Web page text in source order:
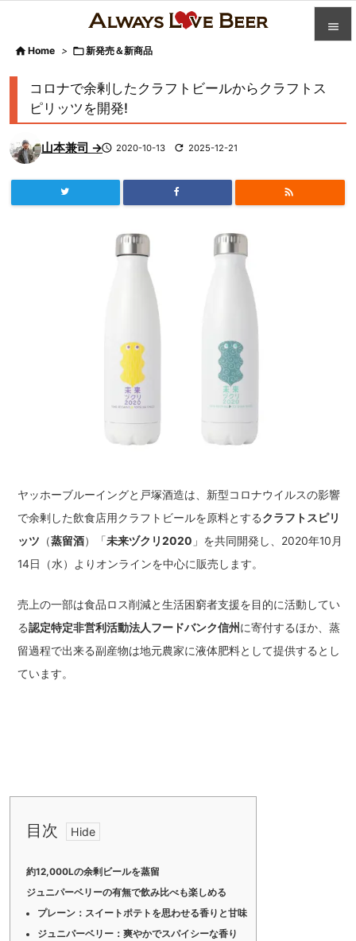



 Home > 新発売＆新商品
コロナで余剰したクラフトビールからクラフトス
ピリッツを開発!
山本兼司 → 2020-10-13  2025-12-21

ヤッホーブルーイングと戸塚酒造は、新型コロナウイルスの影響
で余剰した飲食店用クラフトビールを原料とするクラフトスピリ
ッツ （蒸留酒）「未来ヅクリ2020 」を共同開発し、2020年10月
14日（水）よりオンラインを中心に販売します。
売上の一部は食品ロス削減と生活困窮者支援を目的に活動してい
る認定特定非営利活動法人フードバンク信州に寄付するほか、蒸
留過程で出来る副産物は地元農家に液体肥料として提供するとし
ています。
目次
約12,000Lの余剰ビールを蒸留
ジュニパーベリーの有無で飲み比べも楽しめる
プレーン：スイートポテトを思わせる香りと甘味
ジュニパーベリー：爽やかでスパイシーな香り